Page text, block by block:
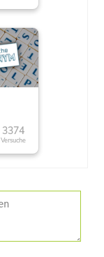
3374
Versuche